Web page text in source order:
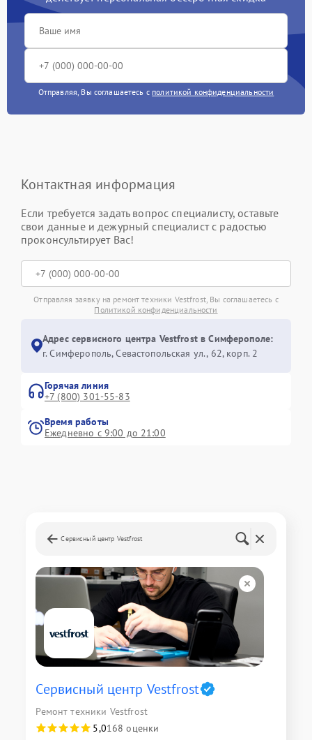
Отправляя, Вы соглашаетесь с политикой конфиденциальности
Контактная информация
Если требуется задать вопрос специалисту, оставьте
свои данные и дежурный специалист с радостью
проконсультирует Вас!
Отправляя заявку на ремонт техники Vestfrost, Вы соглашаетесь с
Политикой конфиденциальности
Адрес сервисного центра Vestfrost в Симферополе:
г. Симферополь, Севастопольская ул., 62, корп. 2
Горячая линия
+7 (800) 301-55-83
Время работы
Ежедневно с 9:00 до 21:00
Сервисный центр Vestfrost
Сервисный центр Vestfrost
Ремонт техники Vestfrost
5,0168 оценки